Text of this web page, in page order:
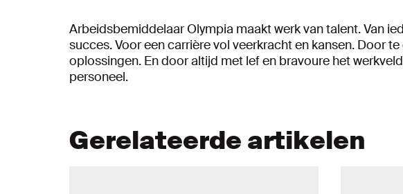
Arbeidsbemiddelaar Olympia maakt werk van talent. Van
succes. Voor een carrière vol veerkracht en kansen. Door
oplossingen. En door altijd met lef en bravoure het
personeel.
Gerelateerde artikelen